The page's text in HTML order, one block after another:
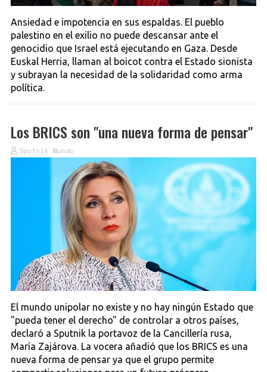
Ansiedad e impotencia en sus espaldas. El pueblo
palestino en el exilio no puede descansar ante el
genocidio que Israel está ejecutando en Gaza. Desde
Euskal Herria, llaman al boicot contra el Estado sionista
y subrayan la necesidad de la solidaridad como arma
política.
Los BRICS son "una nueva forma de pensar"
Sputnik Mundo
El mundo unipolar no existe y no hay ningún Estado que
"pueda tener el derecho" de controlar a otros países,
declaró a Sputnik la portavoz de la Cancillería rusa,
María Zajárova. La vocera añadió que los BRICS es una
nueva forma de pensar ya que el grupo permite